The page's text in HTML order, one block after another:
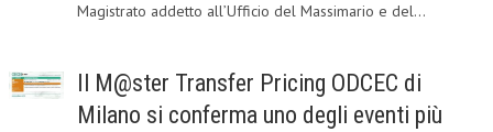
Magistrato addetto all’Ufficio del Massimario e del...
Il M@ster Transfer Pricing ODCEC di
Milano si conferma uno degli eventi più